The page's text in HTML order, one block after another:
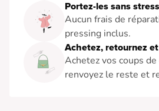
Portez-les sans stress
Aucun frais de
pressing inclus.
Achetez, retournez
Achetez vos coups
renvoyez le reste et